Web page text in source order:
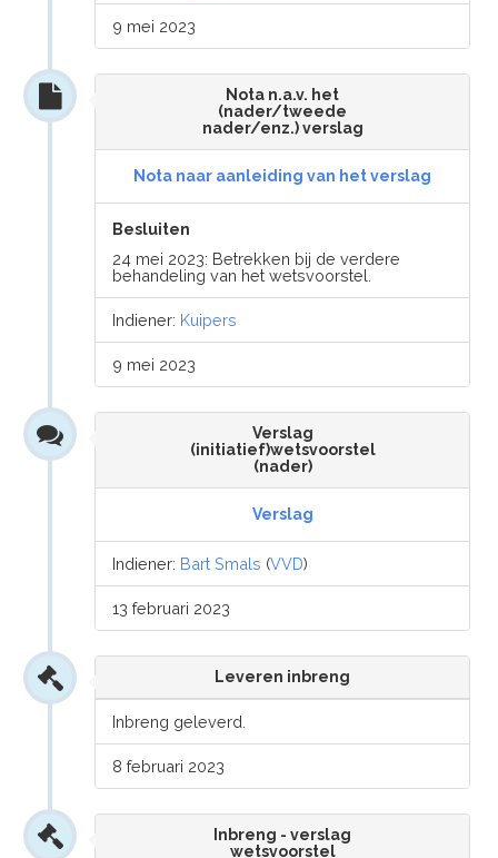
9 mei 2023
Nota n.a.v. het
(nader/tweede
nader/enz.) verslag
Nota naar aanleiding van het verslag
Besluiten
24 mei 2023: Betrekken bij de verdere
behandeling van het wetsvoorstel.
Indiener: Kuipers
9 mei 2023
Verslag
(initiatief)wetsvoorstel
(nader)
Verslag
Indiener: Bart Smals (VVD)
13 februari 2023
Leveren inbreng
Inbreng geleverd.
8 februari 2023
Inbreng - verslag
wetsvoorstel